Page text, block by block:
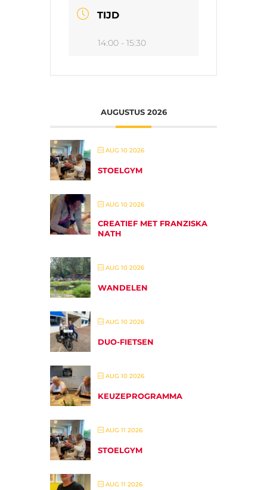
TIJD
14:00 - 15:30
AUGUSTUS 2026
AUG 10 2026
STOELGYM
AUG 10 2026
CREATIEF MET FRANZISKA
NATH
AUG 10 2026
WANDELEN
AUG 10 2026
DUO-FIETSEN
AUG 10 2026
KEUZEPROGRAMMA
AUG 11 2026
STOELGYM
AUG 11 2026